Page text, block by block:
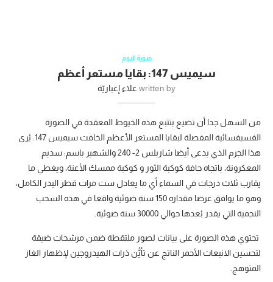
صورة اليوم
سيميس 147: بقايا مستعر أعظم
written by علاء إغباريّة
من السهل جدا أن تضيع بتتبع هذه الخيوط المعقدة في الصورة
الفسيفسائية المفصلة لبقايا المستعر الأعظم الخافت سيميس 147. يُرى
هذا الجرم الذي يدعى أيضا شاربلس 2- 240 والشهير باسم: سديم
المعكرونة، باتجاه حافة كوكبة الثور و كوكبة ممسك الأعنة، ويغطي ما
يقارب ثلاث درجات في السماء أي ما يعادل ست مرات قطر البدر الكامل،
وهو ما يوافق عرضا مقداره 150 سنة ضوئية واقعا في هذه السحب
النجمية التي يقدر بُعدها حوالي 30000 سنة ضوئية.
تحتوي هذه الصورة على بيانات لصور ملتقطة ضمن مرشحات ضيقة
لتحسين الانبعاث الأحمر الناتج عن تأيُّن ذرات الهيدروجين لإظهار الغاز
المتوهج.